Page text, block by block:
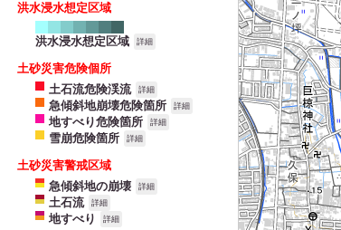
洪水浸水想定区域
洪水浸水想定区域 詳細
土砂災害危険個所
土石流危険渓流
詳細
急傾斜地崩壊危険箇所 詳細
地すべり危険箇所 詳細
雪崩危険箇所 詳細
土砂災害警戒区域
急傾斜地の崩壊
詳細
土石流 詳細
地すべり 詳細